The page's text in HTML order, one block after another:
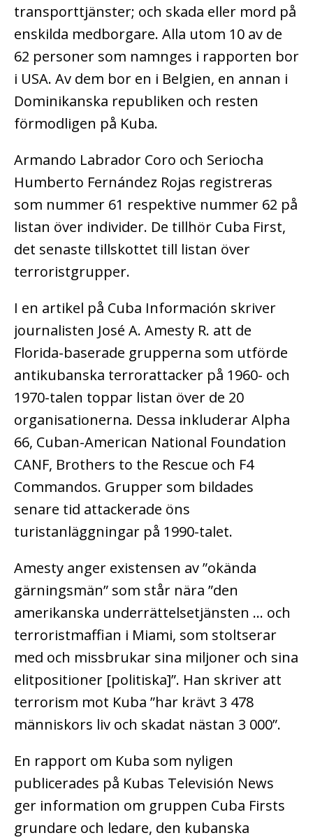
transporttjänster; och skada eller mord på
enskilda medborgare. Alla utom 10 av de
62 personer som namnges i rapporten bor
i USA. Av dem bor en i Belgien, en annan i
Dominikanska republiken och resten
förmodligen på Kuba.
Armando Labrador Coro och Seriocha
Humberto Fernández Rojas registreras
som nummer 61 respektive nummer 62 på
listan över individer. De tillhör Cuba First,
det senaste tillskottet till listan över
terroristgrupper.
I en artikel på Cuba Información skriver
journalisten José A. Amesty R. att de
Florida-baserade grupperna som utförde
antikubanska terrorattacker på 1960- och
1970-talen toppar listan över de 20
organisationerna. Dessa inkluderar Alpha
66, Cuban-American National Foundation
CANF, Brothers to the Rescue och F4
Commandos. Grupper som bildades
senare tid attackerade öns
turistanläggningar på 1990-talet.
Amesty anger existensen av ”okända
gärningsmän” som står nära ”den
amerikanska underrättelsetjänsten … och
terroristmaffian i Miami, som stoltserar
med och missbrukar sina miljoner och sina
elitpositioner [politiska]”. Han skriver att
terrorism mot Kuba ”har krävt 3 478
människors liv och skadat nästan 3 000”.
En rapport om Kuba som nyligen
publicerades på Kubas Televisión News
ger information om gruppen Cuba Firsts
grundare och ledare, den kubanska